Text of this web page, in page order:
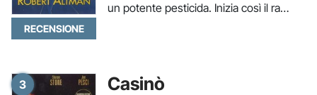
RECENSIONE
un potente pesticida. Inizia così il ra…
3 Casinò